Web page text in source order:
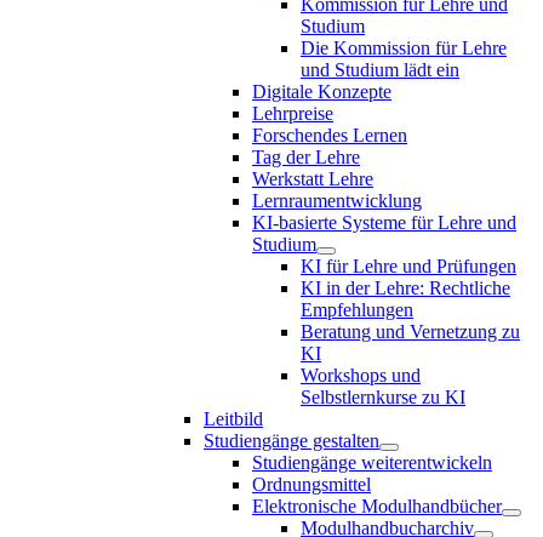
Studium
Die Kommission für Lehre
und Studium lädt ein
Digitale Konzepte
Lehrpreise
Forschendes Lernen
Tag der Lehre
Werkstatt Lehre
Lernraumentwicklung
KI-basierte Systeme für Lehre und
Studium
KI für Lehre und Prüfungen
KI in der Lehre: Rechtliche
Empfehlungen
Beratung und Vernetzung zu
KI
Workshops und
Selbstlernkurse zu KI
Leitbild
Studiengänge gestalten
Studiengänge weiterentwickeln
Ordnungsmittel
Elektronische Modulhandbücher
Modulhandbucharchiv